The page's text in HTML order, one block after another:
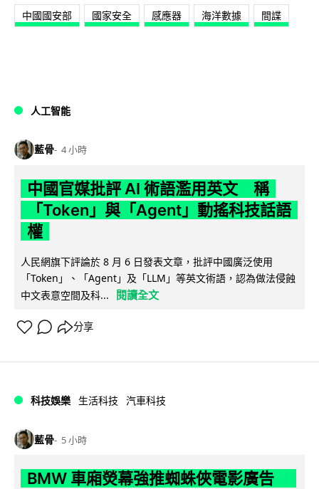
中國國安部 國家安全 感應器 海洋數據 間諜
人工智能
藍骨 4 小時
中國官媒批評 AI 術語濫用英文 稱
「Token」與「Agent」動搖科技話語
權
人民網旗下評論於 8 月 6 日發表文章，批評中國廣泛使用
「Token」、「Agent」及「LLM」等英文術語，認為做法侵蝕
中文表意空間及科...
閱讀全文
分享
科技娛樂 生活科技 汽車科技
藍骨 5 小時
BMW 車廂熒幕強推蜘蛛俠電影廣告